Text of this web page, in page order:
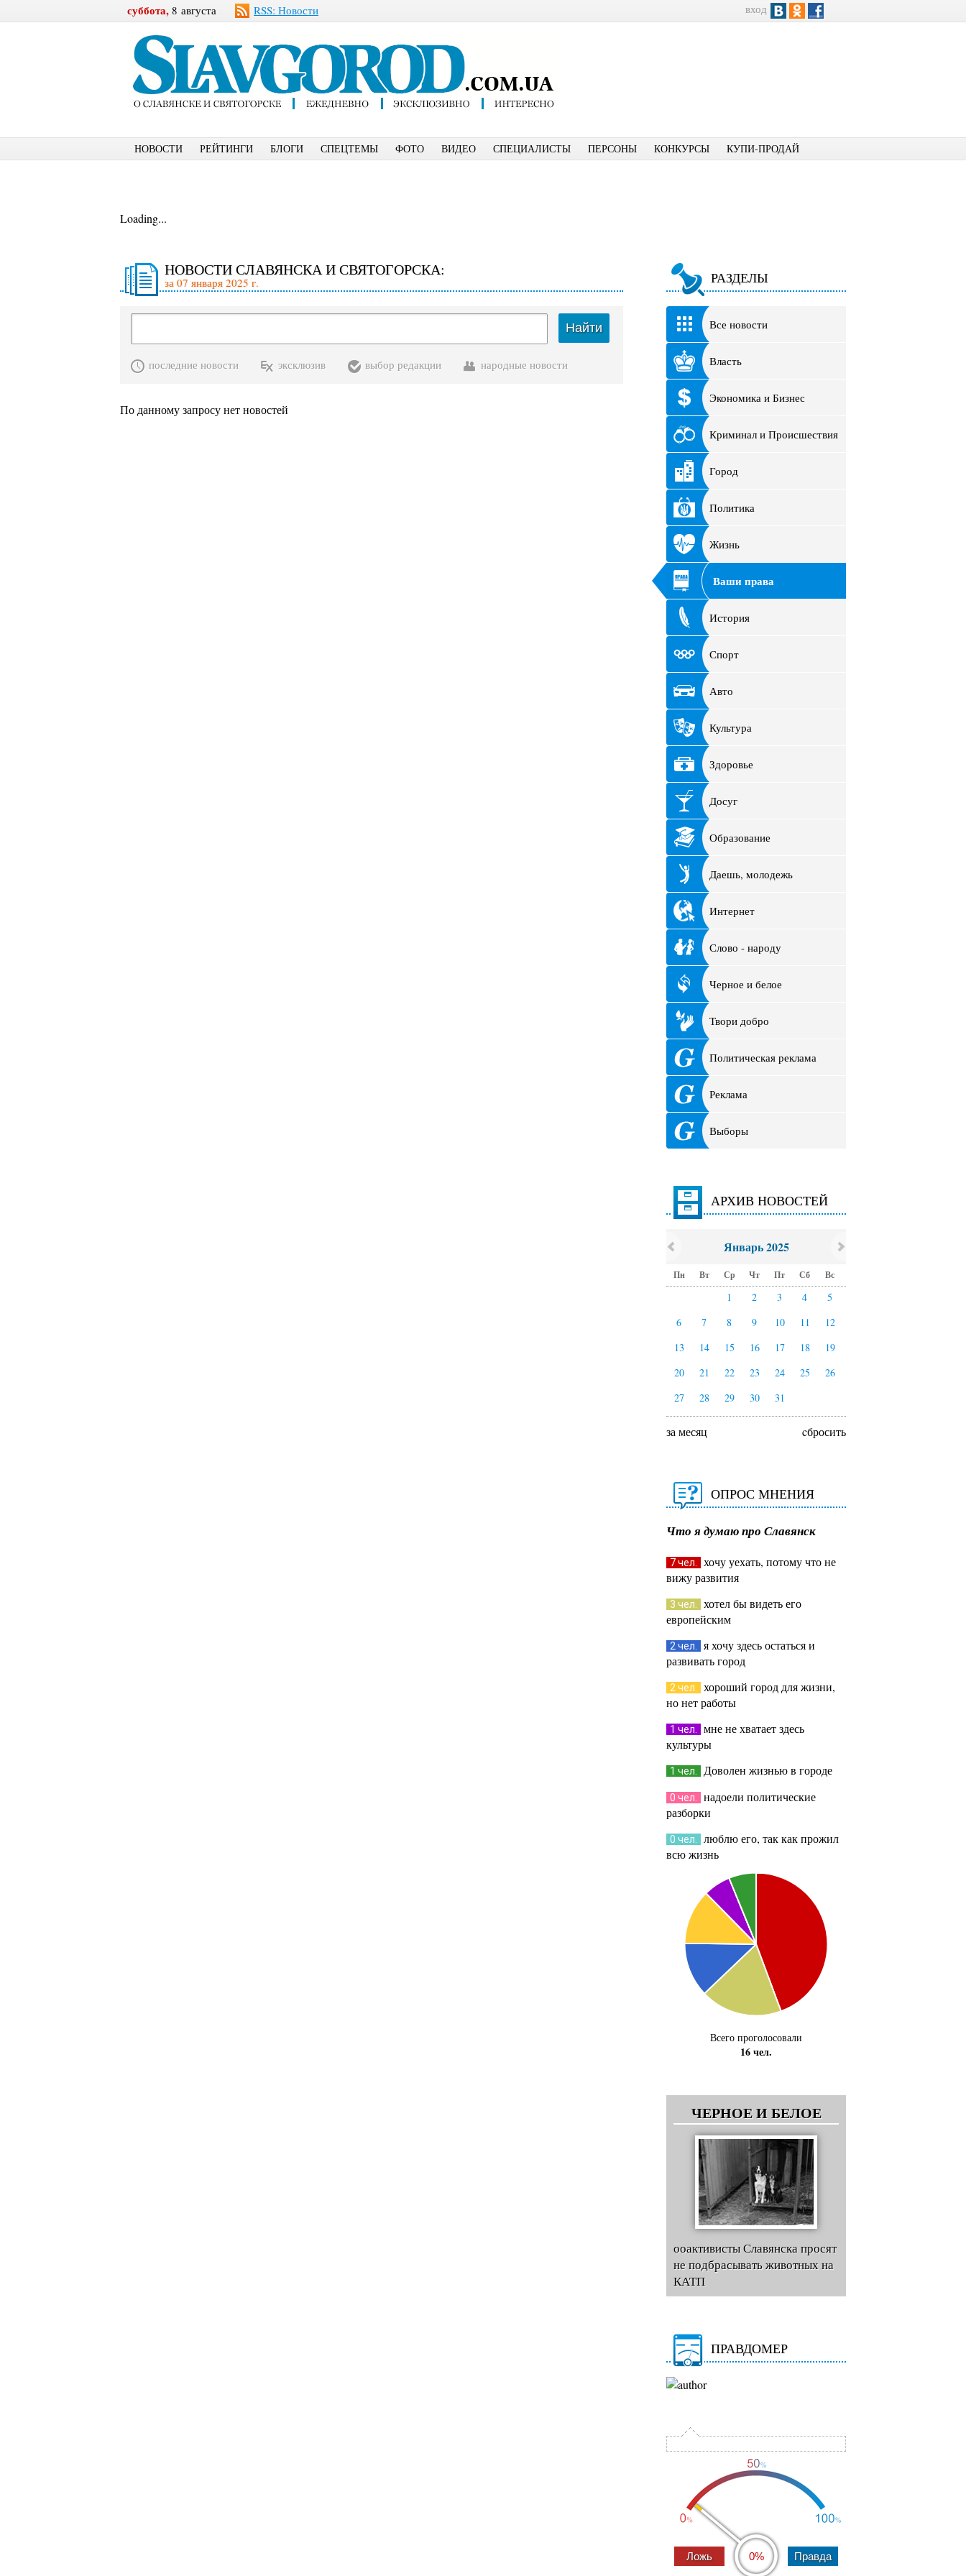
суббота, 8 августа RSS: Новости вход
НОВОСТИ РЕЙТИНГИ БЛОГИ СПЕЦТЕМЫ ФОТО ВИДЕО СПЕЦИАЛИСТЫ ПЕРСОНЫ КОНКУРСЫ КУПИ-ПРОДАЙ
Loading...
НОВОСТИ СЛАВЯНСКА И СВЯТОГОРСКА:
за 07 января 2025 г.
Найти
последние новости эксклюзив выбор редакции народные новости
По данному запросу нет новостей
РАЗДЕЛЫ
Все новости
Власть
Экономика и Бизнес
Криминал и Происшествия
Город
Политика
Жизнь
Ваши права
История
Спорт
Авто
Культура
Здоровье
Досуг
Образование
Даешь, молодежь
Интернет
Слово - народу
Черное и белое
Твори добро
Политическая реклама
Реклама
Выборы
АРХИВ НОВОСТЕЙ
Январь 2025
Пн Вт Ср Чт Пт Сб Вс
1 2 3 4
5
6
7 8 9 10 11
12
13
14 15 16 17 18
19
20
21 22 23 24 25
26
27
28 29 30 31
за месяц cбросить
ОПРОС МНЕНИЯ
Что я думаю про Славянск
7 чел.
хочу уехать, потому что не
вижу развития
3 чел.
хотел бы видеть его
европейским
2 чел.
я хочу здесь остаться и
развивать город
2 чел.
хороший город для жизни,
но нет работы
1 чел.
мне не хватает здесь
культуры
1 чел. Доволен жизнью в городе
0 чел.
надоели политические
разборки
0 чел.
люблю его, так как прожил
всю жизнь
Всего проголосовали
16 чел.
ЧЕРНОЕ И БЕЛОЕ
ооактивисты Славянска просят
не подбрасывать животных на
КАТП
ПРАВДОМЕР
0%